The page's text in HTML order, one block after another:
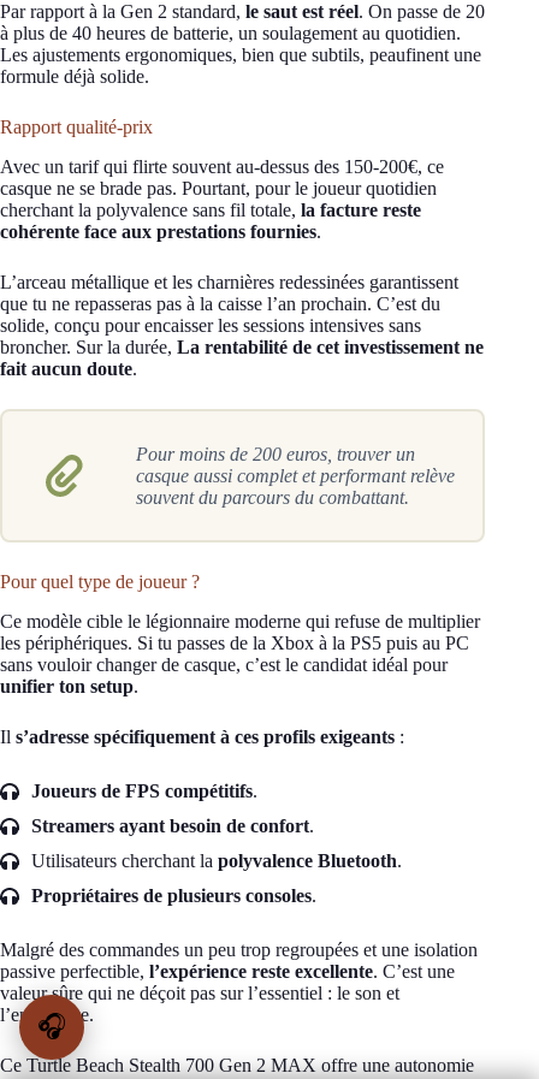
Par rapport à la Gen 2 standard, le saut est réel. On passe de 20
à plus de 40 heures de batterie, un soulagement au quotidien.
Les ajustements ergonomiques, bien que subtils, peaufinent une
formule déjà solide.
Rapport qualité-prix
Avec un tarif qui flirte souvent au-dessus des 150-200€, ce
casque ne se brade pas. Pourtant, pour le joueur quotidien
cherchant la polyvalence sans fil totale, la facture reste
cohérente face aux prestations fournies.
L’arceau métallique et les charnières redessinées garantissent
que tu ne repasseras pas à la caisse l’an prochain. C’est du
solide, conçu pour encaisser les sessions intensives sans
broncher. Sur la durée, La rentabilité de cet investissement ne
fait aucun doute.
Pour moins de 200 euros, trouver un
casque aussi complet et performant relève
souvent du parcours du combattant.
Pour quel type de joueur ?
Ce modèle cible le légionnaire moderne qui refuse de multiplier
les périphériques. Si tu passes de la Xbox à la PS5 puis au PC
sans vouloir changer de casque, c’est le candidat idéal pour
unifier ton setup.
Il s’adresse spécifiquement à ces profils exigeants :
Joueurs de FPS compétitifs.
Streamers ayant besoin de confort.
Utilisateurs cherchant la polyvalence Bluetooth.
Propriétaires de plusieurs consoles.
Malgré des commandes un peu trop regroupées et une isolation
passive perfectible, l’expérience reste excellente. C’est une
valeur sûre qui ne déçoit pas sur l’essentiel : le son et
l’endurance.
Ce Turtle Beach Stealth 700 Gen 2 MAX offre une autonomie
🎧